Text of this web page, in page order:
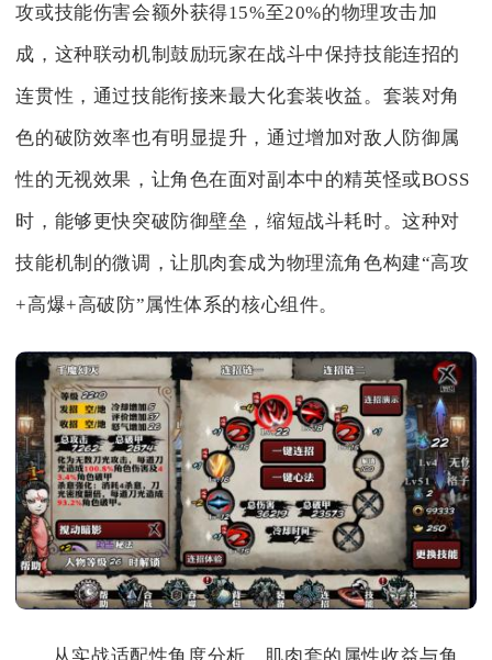
攻或技能伤害会额外获得15%至20%的物理攻击加
成，这种联动机制鼓励玩家在战斗中保持技能连招的
连贯性，通过技能衔接来最大化套装收益。套装对角
色的破防效率也有明显提升，通过增加对敌人防御属
性的无视效果，让角色在面对副本中的精英怪或BOSS
时，能够更快突破防御壁垒，缩短战斗耗时。这种对
技能机制的微调，让肌肉套成为物理流角色构建“高攻
+高爆+高破防”属性体系的核心组件。